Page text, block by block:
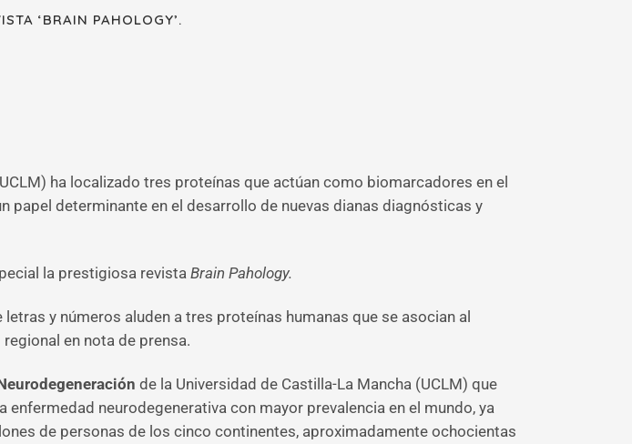
‘BRAIN PAHOLOGY’.
ha localizado tres proteínas que actúan como biomarcadores en el
determinante en el desarrollo de nuevas dianas diagnósticas y
la prestigiosa revista Brain Pahology.
y números aluden a tres proteínas humanas que se asocian al
en nota de prensa.
de la Universidad de Castilla-La Mancha (UCLM) que
neurodegenerativa con mayor prevalencia en el mundo, ya
de personas de los cinco continentes, aproximadamente ochocientas